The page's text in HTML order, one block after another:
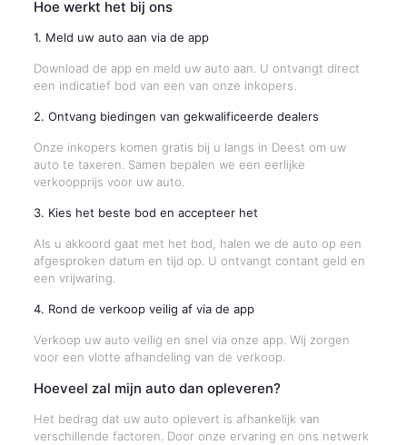
Hoe werkt het bij ons
1. Meld uw auto aan via de app
Download de app en meld uw auto aan. U ontvangt direct
een indicatief bod van een van onze inkopers.
2. Ontvang biedingen van gekwalificeerde dealers
Onze inkopers komen gratis bij u langs in Deest om uw
auto te taxeren. Samen bepalen we een eerlijke
verkoopprijs voor uw auto.
3. Kies het beste bod en accepteer het
Als u akkoord gaat met het bod, halen we de auto op een
afgesproken datum en tijd op. U ontvangt contant geld en
een vrijwaring.
4. Rond de verkoop veilig af via de app
Verkoop uw auto veilig en snel via onze app. Wij zorgen
voor een vlotte afhandeling van de verkoop.
Hoeveel zal mijn auto dan opleveren?
Het bedrag dat uw auto oplevert is afhankelijk van
verschillende factoren. Door onze ervaring en ons netwerk